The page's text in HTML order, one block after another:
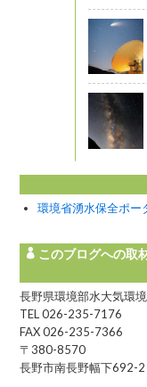
環境省湧水保全ポー
このブログへの取
長野県環境部水大気環
TEL 026-235-7176
FAX 026-235-7366
〒380-8570
長野市南長野幅下692-2